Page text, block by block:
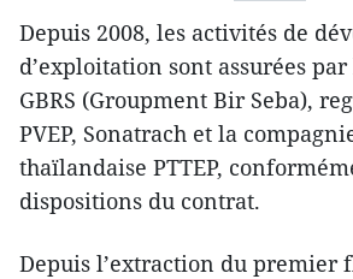
Depuis 2008, les activités de
d’exploitation sont assurées
GBRS (Groupment Bir Seba),
PVEP, Sonatrach et la
thaïlandaise PTTEP,
dispositions du contrat.
Depuis l’extraction du premier